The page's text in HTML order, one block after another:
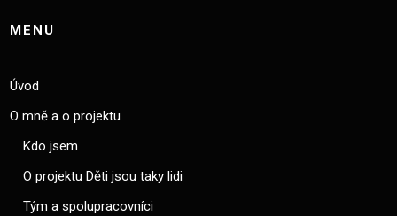
MENU
Úvod
O mně a o projektu
Kdo jsem
O projektu Děti jsou taky lidi
Tým a spolupracovníci